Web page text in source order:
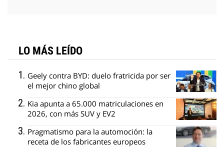
LO MÁS LEÍDO
Geely contra BYD: duelo fratricida por ser
el mejor chino global
Kia apunta a 65.000 matriculaciones en
2026, con más SUV y EV2
Pragmatismo para la automoción: la
receta de los fabricantes europeos